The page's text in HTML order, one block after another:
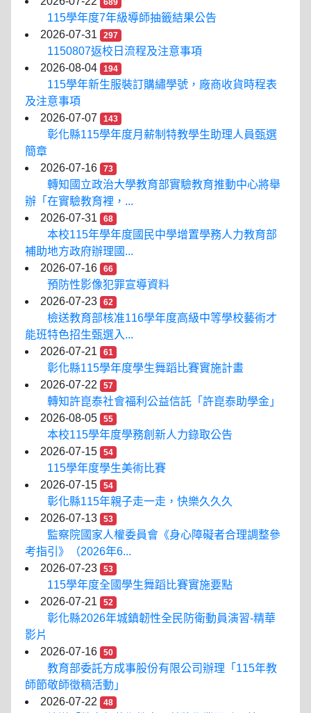
689
115學年度7年級導師抽籤結果公告
2026-07-31
297
1150807返校日流程及注意事項
2026-08-04
194
115學年新生服裝訂購繡學號，廠商收貨時程表
及注意事項
2026-07-07
143
彰化縣115學年度月薪制特教學生助理人員甄選
簡章
2026-07-16
73
轉知國立政治大學教育部實驗教育推動中心將舉
辦「在實驗教育裡，...
2026-07-31
68
本校115年學年度國民中學增置學務人力教育部
補助地方政府辦理國...
2026-07-16
66
預防性影像犯罪宣導資料
2026-07-23
62
檢送教育部核准116學年度高級中等學校藝術才
能班特色招生甄選入...
2026-07-21
61
彰化縣115學年度學生舞蹈比賽實施計畫
2026-07-22
57
轉知許崑泰社會福利公益信託「許崑泰助學金」
2026-08-05
55
本校115學年度學務創新人力錄取公告
2026-07-15
54
115學年度學生美術比賽
2026-07-15
54
彰化縣115年親子走一走，快樂久久久
2026-07-13
53
監察院國家人權委員會《身心障礙者合理調整參
考指引》（2026年6...
2026-07-23
53
115學年度全國學生舞蹈比賽實施要點
2026-07-21
52
彰化縣2026年城鎮韌性全民防衛動員演習-精華
影片
2026-07-16
50
教育部委託方成事股份有限公司辦理「115年教
師節敬師徵稿活動」
2026-07-22
48